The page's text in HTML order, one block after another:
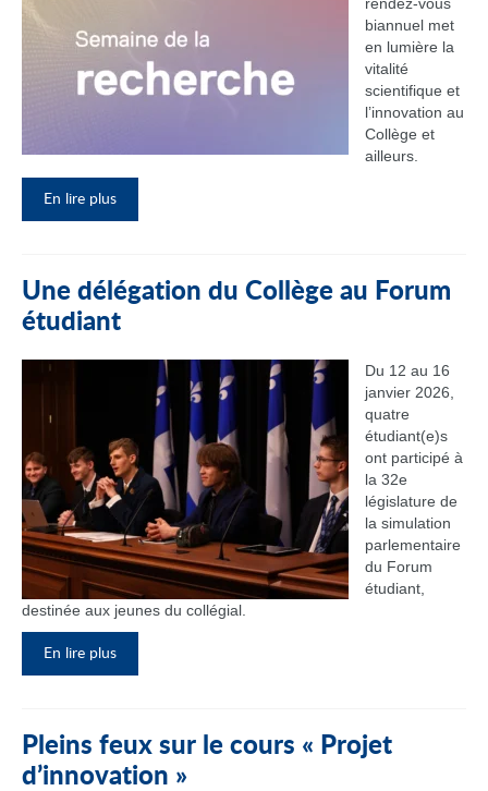
biannuel met
en lumière la
vitalité
scientifique et
l’innovation au
Collège et
ailleurs.
En lire plus
Une délégation du Collège au Forum
étudiant
Du 12 au 16
janvier 2026,
quatre
étudiant(e)s
ont participé à
la 32e
législature de
la simulation
parlementaire
du Forum
étudiant,
destinée aux jeunes du collégial.
En lire plus
Pleins feux sur le cours « Projet
d’innovation »